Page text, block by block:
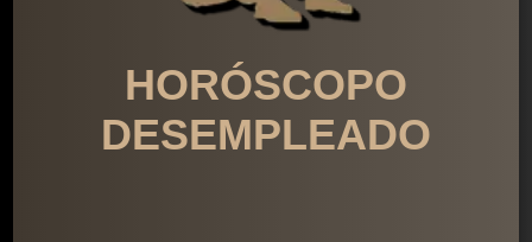
HORÓSCOPO
DESEMPLEADO